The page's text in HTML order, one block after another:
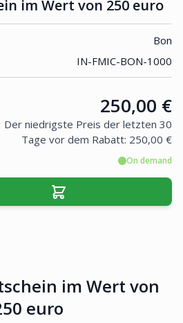
im Wert von 250 euro
Bon
IN-FMIC-BON-1000
Price:
250,00 €
Der niedrigste Preis der letzten 30
Tage vor dem Rabatt: 250,00 €
On demand
im Wert von
euro